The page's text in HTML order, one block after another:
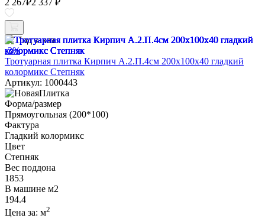
Под заказ
-3%
Тротуарная плитка Кирпич А.2.П.4см 200х100х40 гладкий
колормикс Степняк
Артикул: 1000443
Форма/размер
Прямоугольная (200*100)
Фактура
Гладкий колормикс
Цвет
Степняк
Вес поддона
1853
В машине м2
194.4
Цена за: м2